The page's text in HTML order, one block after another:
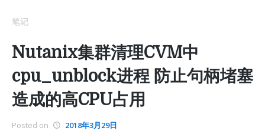
笔记
Nutanix集群清理CVM中
cpu_unblock进程 防止句柄堵塞
造成的高CPU占用
Posted on 2018年3月29日